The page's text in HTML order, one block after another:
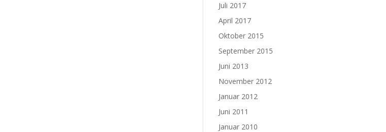
Juli 2017
April 2017
Oktober 2015
September 2015
Juni 2013
November 2012
Januar 2012
Juni 2011
Januar 2010